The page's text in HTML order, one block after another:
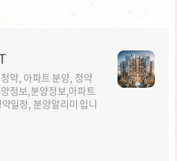
약, 아파트 분양, 청약
정보,분양정보,아파트
일정, 분양알리미 입니